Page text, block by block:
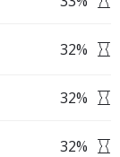
32%
32%
32%